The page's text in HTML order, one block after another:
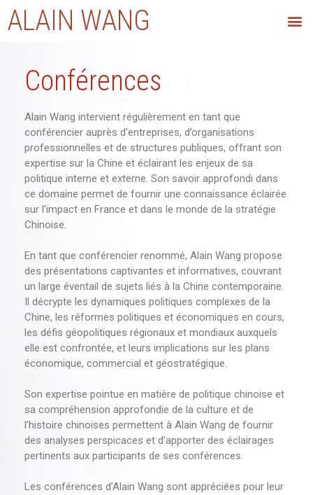
ALAIN WANG
Conférences
Alain Wang intervient régulièrement en tant que
conférencier auprès d’entreprises, d’organisations
professionnelles et de structures publiques, offrant son
expertise sur la Chine et éclairant les enjeux de sa
politique interne et externe. Son savoir approfondi dans
ce domaine permet de fournir une connaissance éclairée
sur l’impact en France et dans le monde de la stratégie
Chinoise.
En tant que conférencier renommé, Alain Wang propose
des présentations captivantes et informatives, couvrant
un large éventail de sujets liés à la Chine contemporaine.
Il décrypte les dynamiques politiques complexes de la
Chine, les réformes politiques et économiques en cours,
les défis géopolitiques régionaux et mondiaux auxquels
elle est confrontée, et leurs implications sur les plans
économique, commercial et géostratégique.
Son expertise pointue en matière de politique chinoise et
sa compréhension approfondie de la culture et de
l’histoire chinoises permettent à Alain Wang de fournir
des analyses perspicaces et d’apporter des éclairages
pertinents aux participants de ses conférences.
Les conférences d’Alain Wang sont appréciées pour leur